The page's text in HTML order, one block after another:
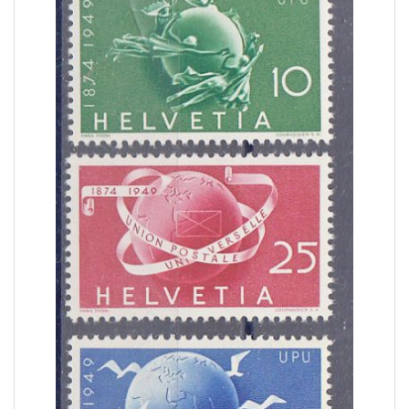
COLONIE ITALIANE ISOLE EGEO SCARPANTO
COLONIE ITALIANE ISOLE EGEO SIMI 19
COLONIE ITALIANE ISOLE EGEO STAMPALIA 28
COLONIE ITALIANE LA CANEA 1
COLONIE ITALIANE LIBIA 41
COLONIE ITALIANE LITTORALE SLOVENO 2
COLONIE ITALIANE LUBIANA 2
COLONIE ITALIANE MEF
COLONIE ITALIANE MONTENEGRO 1
COLONIE ITALIANE OCCUPAZIONE FIUME 1
COLONIE ITALIANE OLTRE GIUBA 30
COLONIE ITALIANE PECHINO 1
COLONIE ITALIANE SASENO 10
COLONIE ITALIANE SMIRNE 1
COLONIE ITALIANE SOMALIA 185
COLONIE ITALIANE TIENTSIN 1
COLONIE ITALIANE TRIPOLI DI BARBERIA 1
COLONIE ITALIANE TRIPOLITANIA
COLONIE ITALIANE ZARA
COLONIE ITALIANE ZONA FIUMANO KUPA 2
CORPO POLACCO 18
DUCATO DI MODENA 6
EMISSIONI LOCALI TERAMO 16
EUROPA CEPT 1956 6
EUROPA CEPT 1957 10
EUROPA CEPT 1958 8